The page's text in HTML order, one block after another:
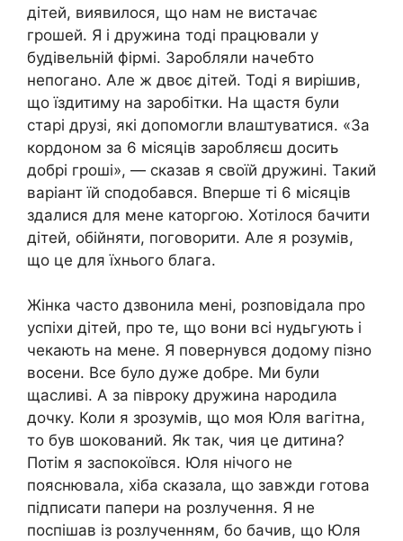
дітей, виявилося, що нам не вистачає
грошей. Я і дружина тоді працювали у
будівельній фірмі. Заробляли начебто
непогано. Але ж двоє дітей. Тоді я вирішив,
що їздитиму на заробітки. На щастя були
старі друзі, які допомогли влаштуватися. «За
кордоном за 6 місяців заробляєш досить
добрі гроші», — сказав я своїй дружині. Такий
варіант їй сподобався. Вперше ті 6 місяців
здалися для мене каторгою. Хотілося бачити
дітей, обійняти, поговорити. Але я розумів,
що це для їхнього блага.
Жінка часто дзвонила мені, розповідала про
успіхи дітей, про те, що вони всі нудьгують і
чекають на мене. Я повернувся додому пізно
восени. Все було дуже добре. Ми були
щасливі. А за півроку дружина народила
дочку. Коли я зрозумів, що моя Юля вагітна,
то був шокований. Як так, чия це дитина?
Потім я заспокоївся. Юля нічого не
пояснювала, хіба сказала, що завжди готова
підписати папери на розлучення. Я не
поспішав із розлученням, бо бачив, що Юля